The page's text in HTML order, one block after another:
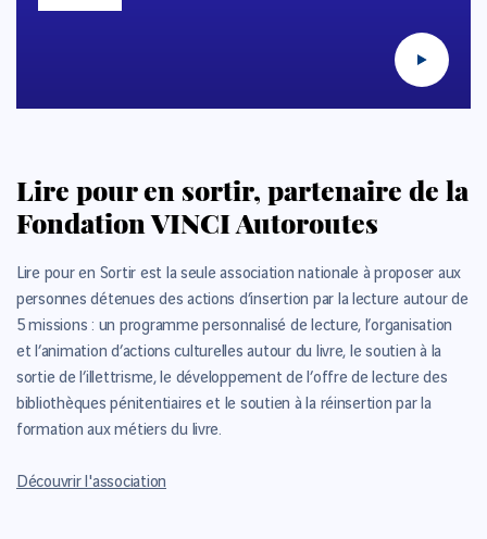
Lire pour en sortir, partenaire de la
Fondation VINCI Autoroutes
Lire pour en Sortir est la seule association nationale à proposer aux
personnes détenues des actions d’insertion par la lecture autour de
5 missions : un programme personnalisé de lecture, l’organisation
et l’animation d’actions culturelles autour du livre, le soutien à la
sortie de l’illettrisme, le développement de l’offre de lecture des
bibliothèques pénitentiaires et le soutien à la réinsertion par la
formation aux métiers du livre.
Découvrir l'association